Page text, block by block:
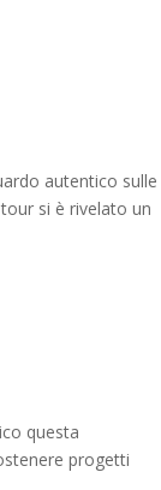
autentico sulle
si è rivelato un
questa
progetti